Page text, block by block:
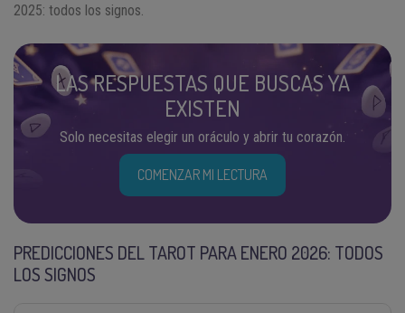
2025: todos los signos.
LAS RESPUESTAS QUE BUSCAS YA
EXISTEN
Solo necesitas elegir un oráculo y abrir tu corazón.
COMENZAR MI LECTURA
PREDICCIONES DEL TAROT PARA ENERO 2026: TODOS
LOS SIGNOS